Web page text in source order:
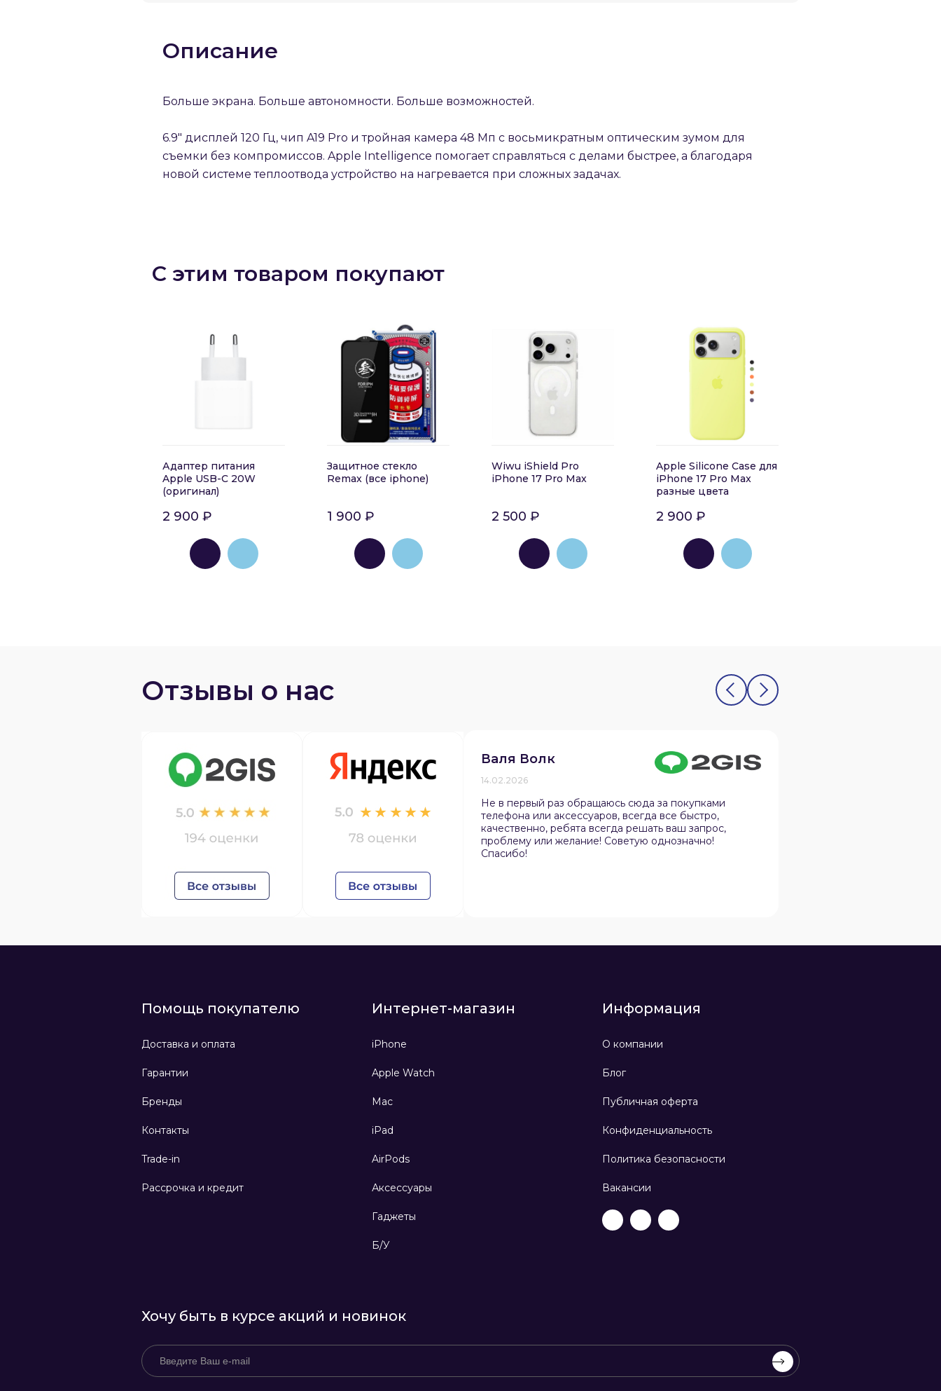
Описание
Больше экрана. Больше автономности. Больше возможностей.
6.9″ дисплей 120 Гц, чип A19 Pro и тройная камера 48 Мп с восьмикратным оптическим зумом для
съемки без компромиссов. Apple Intelligence помогает справляться с делами быстрее, а благодаря
новой системе теплоотвода устройство на нагревается при сложных задачах.
С этим товаром покупают
Адаптер питания
Apple USB-C 20W
(оригинал)
2 900 ₽
Защитное стекло
Remax (все iphone)
1 900 ₽
Wiwu iShield Pro
iPhone 17 Pro Max
2 500 ₽
Apple Silicone Case для
iPhone 17 Pro Max
разные цвета
2 900 ₽
Отзывы о нас
Валя Волк
14.02.2026
Не в первый раз обращаюсь сюда за покупками
телефона или аксессуаров, всегда все быстро,
качественно, ребята всегда решать ваш запрос,
проблему или желание! Советую однозначно!
Спасибо!
Помощь покупателю
Доставка и оплата
Гарантии
Бренды
Контакты
Trade-in
Рассрочка и кредит
Интернет-магазин
iPhone
Apple Watch
Mac
iPad
AirPods
Аксессуары
Гаджеты
Б/У
Информация
О компании
Блог
Публичная оферта
Конфиденциальность
Политика безопасности
Вакансии
Хочу быть в курсе акций и новинок